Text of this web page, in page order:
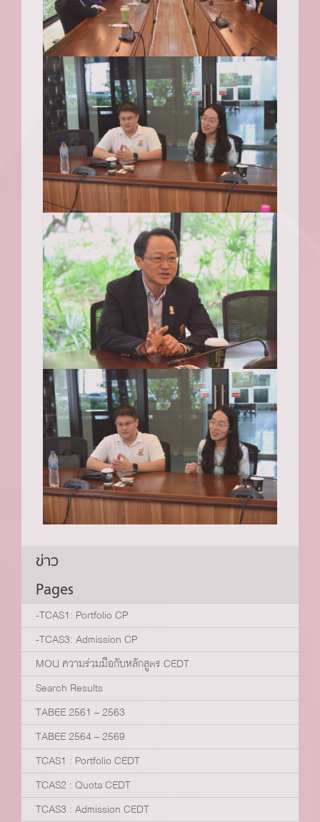
ข่าว
Pages
-TCAS1: Portfolio CP
-TCAS3: Admission CP
MOU ความร่วมมือกับหลักสูตร CEDT
Search Results
TABEE 2561 – 2563
TABEE 2564 – 2569
TCAS1 : Portfolio CEDT
TCAS2 : Quota CEDT
TCAS3 : Admission CEDT